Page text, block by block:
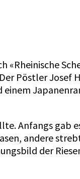
«Rheinische
Pöstler Josef
Anfangs gab
andere
der